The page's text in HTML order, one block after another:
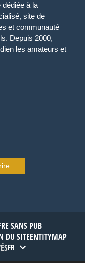
dédiée à la
site de
et communauté
Depuis 2000,
les amateurs et
SANS PUB
DU SITEENTITYMAP
FR